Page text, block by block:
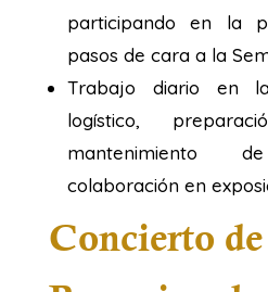
participando en la
pasos de cara a la
Trabajo diario en
logístico,
mantenimiento
colaboración en
Concierto